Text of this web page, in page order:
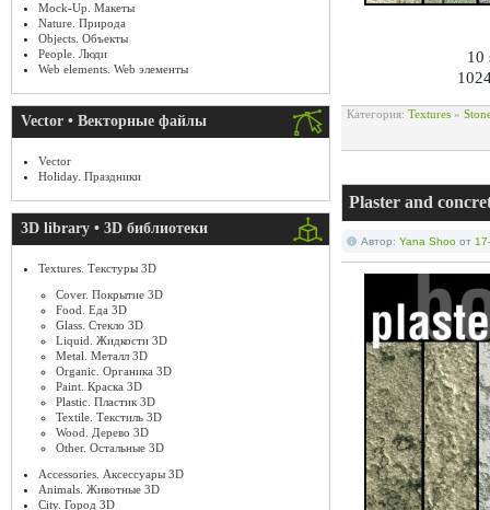
Mock-Up. Макеты
Nature. Природа
Objects. Объекты
People. Люди
Web elements. Web элементы
Vector • Векторные файлы
Vector
Holiday. Праздники
3D library • 3D библиотеки
Textures. Текстуры 3D
Cover. Покрытие 3D
Food. Еда 3D
Glass. Стекло 3D
Liquid. Жидкости 3D
Metal. Металл 3D
Organic. Органика 3D
Paint. Краска 3D
Plastic. Пластик 3D
Textile. Текстиль 3D
Wood. Дерево 3D
Other. Остальные 3D
Accessories. Аксессуары 3D
Animals. Животные 3D
City. Город 3D
10
Категория: Textures »
Plaster and
Автор: Yana Shoo от